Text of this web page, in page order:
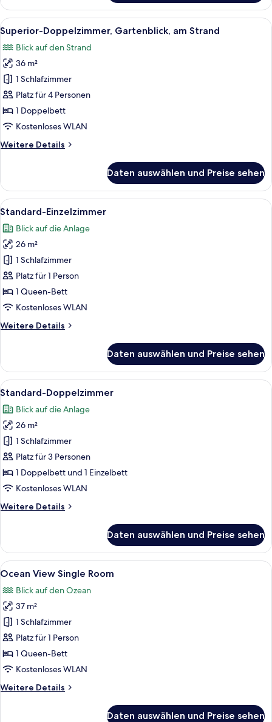
Einzelzimmer,
1 King-
Bett,
Gartenblick,
am
Strand
Alle
Fotos
für
Superior-
Doppelzimmer,
Gartenblick,
am
Strand
Superior-Doppelzimmer,
5
Superior-Doppelzimmer, Gartenblick, am Strand
Blick auf den Strand
36 m²
1 Schlafzimmer
Platz für 4 Personen
1 Doppelbett
Kostenloses WLAN
Weitere Details
Weitere
Doppelzimmer,
Gartenblick,
am
Daten auswählen und Preise sehen
Alle
Fotos
für
Standard-
Einzelzimmer
anzeigen
Ein Hotelzimmer mit einem großen
5
Standard-Einzelzimmer
Blick auf die Anlage
26 m²
1 Schlafzimmer
Platz für 1 Person
1 Queen-Bett
Kostenloses WLAN
Weitere Details
Weitere
Einzelzimmer
Daten auswählen und Preise sehen
Alle
Fotos
für
Standard-
Doppelzimmer
anzeigen
Ein Hotelzimmer mit zwei Betten,
5
Standard-Doppelzimmer
Blick auf die Anlage
26 m²
1 Schlafzimmer
Platz für 3 Personen
1 Doppelbett und 1 Einzelbett
Kostenloses WLAN
Weitere Details
Weitere
Doppelzimmer
Daten auswählen und Preise sehen
Alle
Fotos
für
Ocean
View
Single
Room
anzeigen
Ocean View Single Room | Minibar,
5
Ocean View Single Room
Blick auf den Ozean
37 m²
1 Schlafzimmer
Platz für 1 Person
1 Queen-Bett
Kostenloses WLAN
Weitere Details
Weitere
Daten auswählen und Preise sehen